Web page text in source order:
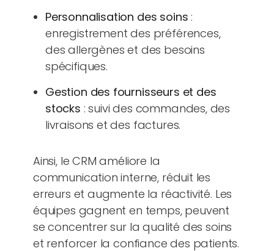
Personnalisation des soins :
enregistrement des préférences,
des allergènes et des besoins
spécifiques.
Gestion des fournisseurs et des
stocks : suivi des commandes, des
livraisons et des factures.
Ainsi, le CRM améliore la
communication interne, réduit les
erreurs et augmente la réactivité. Les
équipes gagnent en temps, peuvent
se concentrer sur la qualité des soins
et renforcer la confiance des patients.